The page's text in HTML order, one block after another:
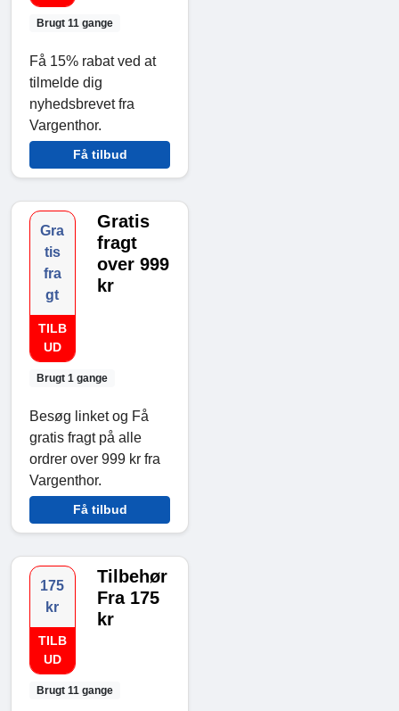
Brugt 11 gange
Få 15% rabat ved at
tilmelde dig
nyhedsbrevet fra
Vargenthor.
Få tilbud
Gra
tis
fra
gt
TILB
UD
Brugt 1 gange
Gratis
fragt
over 999
kr
Besøg linket og Få
gratis fragt på alle
ordrer over 999 kr fra
Vargenthor.
Få tilbud
175
kr
TILB
UD
Brugt 11 gange
Tilbehør
Fra 175
kr